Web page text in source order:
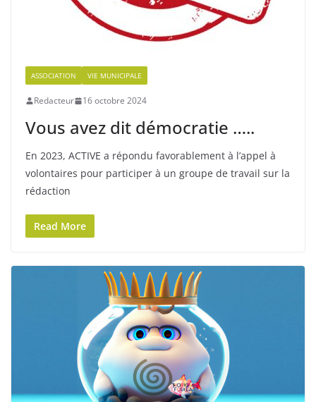
ASSOCIATION VIE MUNICIPALE
Redacteur 16 octobre 2024
Vous avez dit démocratie …..
En 2023, ACTIVE a répondu favorablement à l’appel à
volontaires pour participer à un groupe de travail sur la
rédaction
Read More